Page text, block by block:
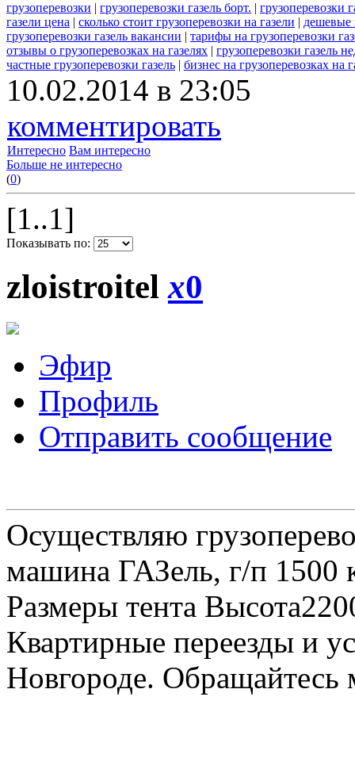
грузоперевозки | грузоперевозки газель борт. | грузоперевозки
газели цена | сколько стоит грузоперевозки на газели | дешевые
грузоперевозки газель вакансии | тарифы на грузоперевозки
отзывы о грузоперевозках на газелях | грузоперевозки газель
частные грузоперевозки газель | бизнес на грузоперевозках на
10.02.2014 в 23:05
комментировать
Интересно Вам интересно
Больше не интересно
(0)
[1..1]
Показывать по:
zloistroitelx0
Эфир
Профиль
Отправить сообщение
Осуществляю
машина ГАЗель, г/п 1500
Размеры тента
Квартирные переезды и
Новгороде.